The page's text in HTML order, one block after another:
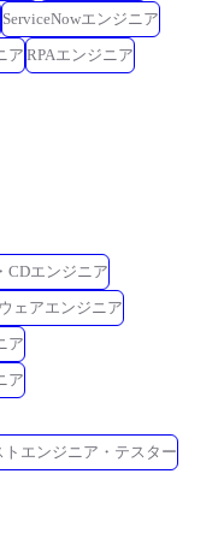
トフ
Functions/Cloud
S3/SQS/Kinesis/Athena な
スト -
Monitoring/Cloud
Insights/Opsgenie/Sentry
ン・デザイン連携etc) -
ServiceNowエンジニア
ア RPAエンジニア
CDエンジニア
ェアエンジニア
ア
ア
トエンジニア・テスター